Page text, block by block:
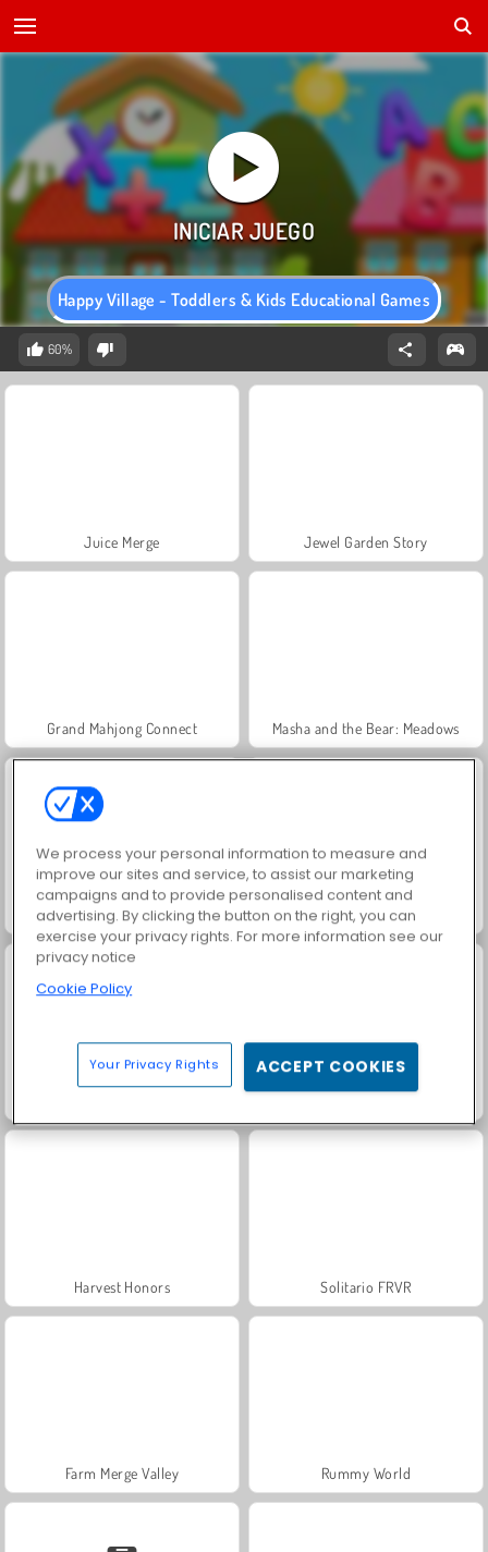
Happy Village - Toddlers & Kids Educational Games
60%
Juice Merge Jewel Garden Story
Grand Mahjong Connect Masha and the Bear: Meadows
Scala 40 Solitaire Social
Harvest Honors Solitario FRVR
Farm Merge Valley Rummy World
We process your personal information to measure and
improve our sites and service, to assist our marketing
campaigns and to provide personalised content and
advertising. By clicking the button on the right, you can
exercise your privacy rights. For more information see our
privacy notice
Cookie Policy
Your Privacy Rights ACCEPT COOKIES